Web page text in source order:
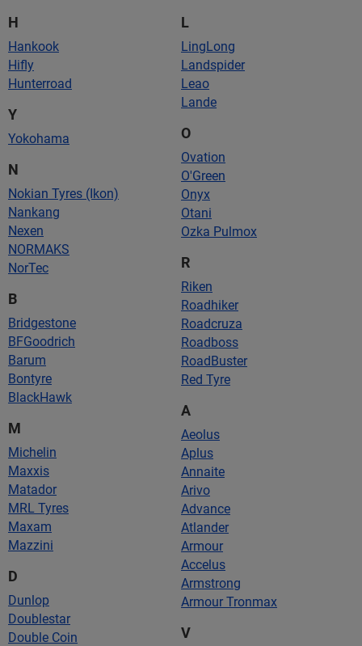
H
Hankook
Hifly
Hunterroad
Y
Yokohama
N
Nokian Tyres (Ikon)
Nankang
Nexen
NORMAKS
NorTec
B
Bridgestone
BFGoodrich
Barum
Bontyre
BlackHawk
M
Michelin
Maxxis
Matador
MRL Tyres
Maxam
Mazzini
D
Dunlop
Doublestar
Double Coin
L
LingLong
Landspider
Leao
Lande
O
Ovation
O'Green
Onyx
Otani
Ozka Pulmox
R
Riken
Roadhiker
Roadcruza
Roadboss
RoadBuster
Red Tyre
A
Aeolus
Aplus
Annaite
Arivo
Advance
Atlander
Armour
Accelus
Armstrong
Armour Tronmax
V